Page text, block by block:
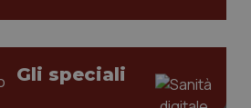
Gli speciali